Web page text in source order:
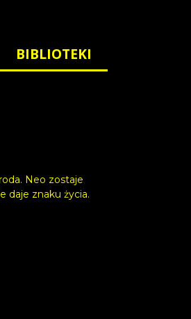
BIBLIOTEKI
Neo zostaje
daje znaku życia.